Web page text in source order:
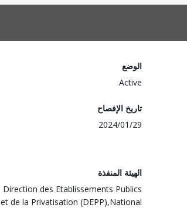
الوضع
Active
تاريخ الإفصاح
2024/01/29
الهيئة المنفذة
Direction des Etablissements Publics
et de la Privatisation (DEPP),National